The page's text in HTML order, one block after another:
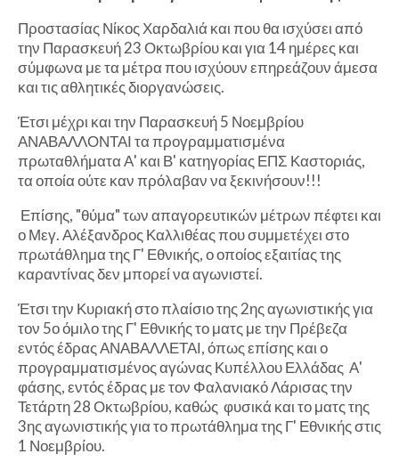
Προστασίας Νίκος Χαρδαλιά και που θα ισχύσει από
την Παρασκευή 23 Οκτωβρίου και για 14 ημέρες και
σύμφωνα με τα μέτρα που ισχύουν επηρεάζουν άμεσα
και τις αθλητικές διοργανώσεις.
Έτσι μέχρι και την Παρασκευή 5 Νοεμβρίου
ΑΝΑΒΑΛΛΟΝΤΑΙ τα προγραμματισμένα
πρωταθλήματα Α' και Β' κατηγορίας ΕΠΣ Καστοριάς,
τα οποία ούτε καν πρόλαβαν να ξεκινήσουν!!!
Επίσης, "θύμα" των απαγορευτικών μέτρων πέφτει και
ο Μεγ. Αλέξανδρος Καλλιθέας που συμμετέχει στο
πρωτάθλημα της Γ' Εθνικής, ο οποίος εξαιτίας της
καραντίνας δεν μπορεί να αγωνιστεί.
Έτσι την Κυριακή στο πλαίσιο της 2ης αγωνιστικής για
τον 5ο όμιλο της Γ' Εθνικής το ματς με την Πρέβεζα
εντός έδρας ΑΝΑΒΑΛΛΕΤΑΙ, όπως επίσης και ο
προγραμματισμένος αγώνας Κυπέλλου Ελλάδας Α'
φάσης, εντός έδρας με τον Φαλανιακό Λάρισας την
Τετάρτη 28 Οκτωβρίου, καθώς φυσικά και το ματς της
3ης αγωνιστικής για το πρωτάθλημα της Γ' Εθνικής στις
1 Νοεμβρίου.